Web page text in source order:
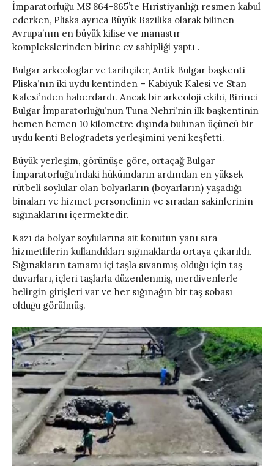
İmparatorluğu MS 864-865’te Hıristiyanlığı resmen kabul
ederken, Pliska ayrıca Büyük Bazilika olarak bilinen
Avrupa’nın en büyük kilise ve manastır
komplekslerinden birine ev sahipliği yaptı .
Bulgar arkeologlar ve tarihçiler, Antik Bulgar başkenti
Pliska’nın iki uydu kentinden – Kabiyuk Kalesi ve Stan
Kalesi’nden haberdardı. Ancak bir arkeoloji ekibi, Birinci
Bulgar İmparatorluğu’nun Tuna Nehri’nin ilk başkentinin
hemen hemen 10 kilometre dışında bulunan üçüncü bir
uydu kenti Belogradets yerleşimini yeni keşfetti.
Büyük yerleşim, görünüşe göre, ortaçağ Bulgar
İmparatorluğu’ndaki hükümdarın ardından en yüksek
rütbeli soylular olan bolyarların (boyarların) yaşadığı
binaları ve hizmet personelinin ve sıradan sakinlerinin
sığınaklarını içermektedir.
Kazı da bolyar soylularına ait konutun yanı sıra
hizmetlilerin kullandıkları sığınaklarda ortaya çıkarıldı.
Sığınakların tamamı içi taşla sıvanmış olduğu için taş
duvarları, içleri taşlarla düzenlenmiş, merdivenlerle
belirgin girişleri var ve her sığınağın bir taş sobası
olduğu görülmüş.